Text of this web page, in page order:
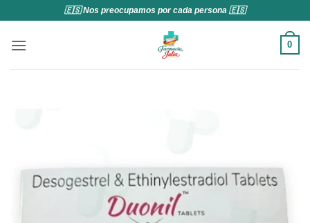
contenido
🇪🇸 Nos preocupamos por cada persona 🇪🇸
0